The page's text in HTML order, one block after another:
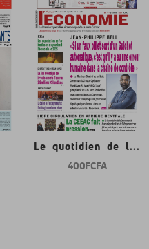
Le quotidien de l...
400 FCFA